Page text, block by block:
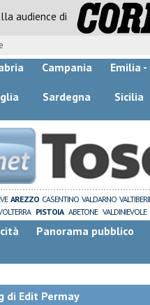
audience di
Campania
Emilia -
Sardegna
Sicilia
AREZZO CASENTINO VALDARNO
PISTOIA ABETONE VALDINIEVOLE
Panorama pubblico
di Edit Permay